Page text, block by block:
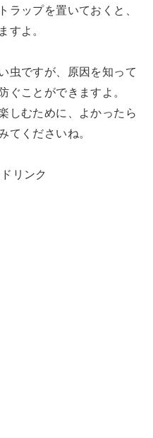
ラップを置いておくと、
すよ。
虫ですが、原因を知って
ぐことができますよ。
しむために、よかったら
てくださいね。
リンク